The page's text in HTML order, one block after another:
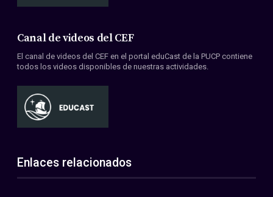
Canal de videos del CEF
El canal de videos del CEF en el portal eduCast de la PUCP contiene
todos los videos disponibles de nuestras actividades.
Enlaces relacionados